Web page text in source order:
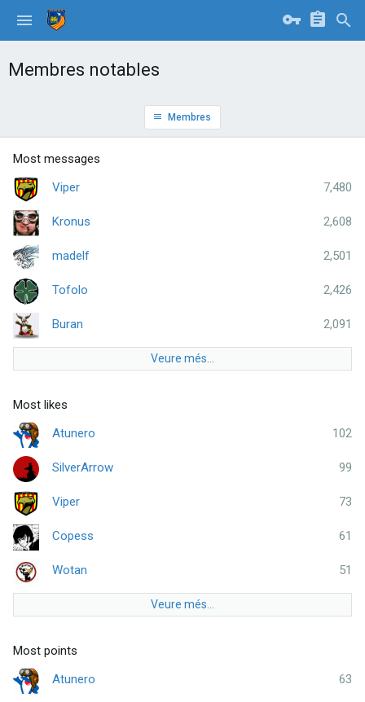
Membres notables
Membres
Most messages
7,480
Viper
2,608
Kronus
2,501
madelf
2,426
Tofolo
2,091
Buran
Veure més...
Most likes
102
Atunero
99
SilverArrow
73
Viper
61
Copess
51
Wotan
Veure més...
Most points
63
Atunero